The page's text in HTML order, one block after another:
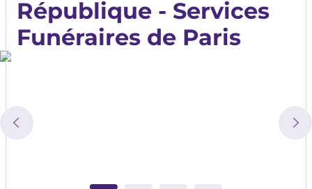
République - Services
Funéraires de Paris